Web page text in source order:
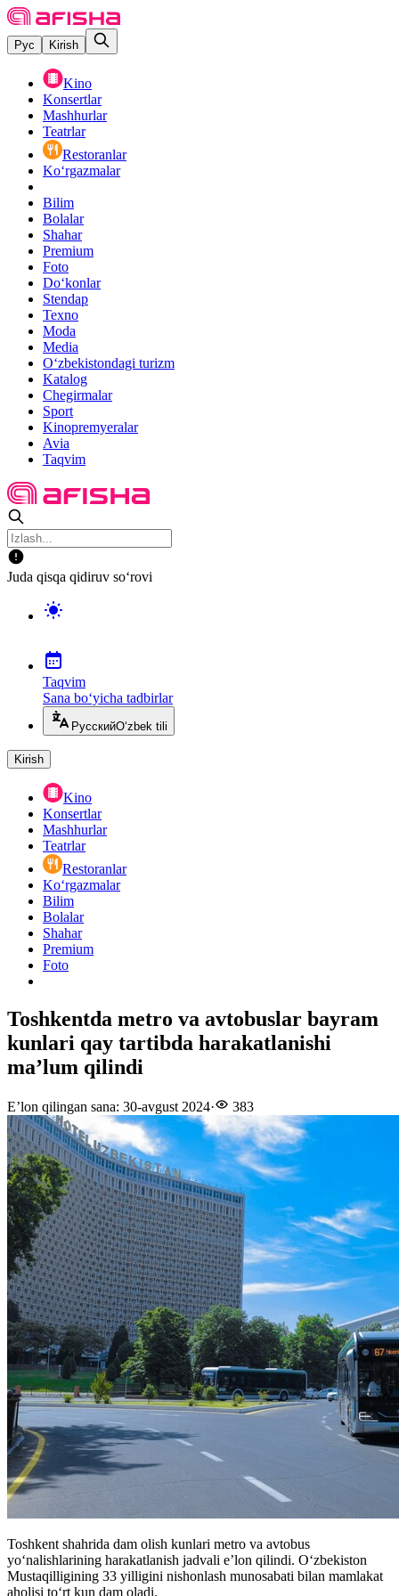
Рус Kirish
Kino
Konsertlar
Mashhurlar
Teatrlar
Restoranlar
Ko‘rgazmalar
Bilim
Bolalar
Shahar
Premium
Foto
Do‘konlar
Stendap
Texno
Moda
Media
O‘zbekistondagi turizm
Katalog
Chegirmalar
Sport
Kinopremyeralar
Avia
Taqvim
Juda qisqa qidiruv so‘rovi
Taqvim
Sana bo‘yicha tadbirlar
РусскийO‘zbek tili
Kirish
Kino
Konsertlar
Mashhurlar
Teatrlar
Restoranlar
Ko‘rgazmalar
Bilim
Bolalar
Shahar
Premium
Foto
Toshkentda metro va avtobuslar bayram
kunlari qay tartibda harakatlanishi
ma’lum qilindi
E’lon qilingan sana: 30-avgust 2024· 383
Toshkent shahrida dam olish kunlari metro va avtobus
yo‘nalishlarining harakatlanish jadvali e’lon qilindi. O‘zbekiston
Mustaqilligining 33 yilligini nishonlash munosabati bilan mamlakat
aholisi to‘rt kun dam oladi.